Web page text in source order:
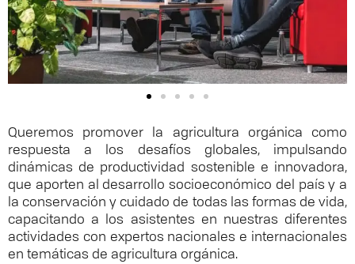
Queremos promover la agricultura orgánica como
respuesta a los desafíos globales, impulsando
dinámicas de productividad sostenible e innovadora,
que aporten al desarrollo socioeconómico del país y a
la conservación y cuidado de todas las formas de vida,
capacitando a los asistentes en nuestras diferentes
actividades con expertos nacionales e internacionales
en temáticas de agricultura orgánica.